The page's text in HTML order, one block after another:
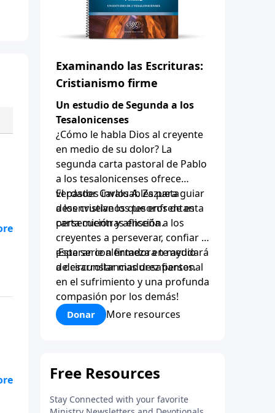
Examinando las Escrituras:
Cristianismo firme
Un estudio de Segunda a los
Tesalonicenses
¿Cómo le habla Dios al creyente
en medio de su dolor? La
segunda carta pastoral de Pablo
a los tesalonicenses ofrece
verdades invaluables para guiar
a los cristianos que enfrentan
persecución y aflicción.
El pastor Carlos A. Zazueta
desenvuelve los tesoros de esta
carta mientras enseña a los
creyentes a perseverar, confiar y
esperar con firmeza en medio
de circunstancias desafiantes.
¡Esta serie alentadora te ayudará
a desarrollar madurez personal
en el sufrimiento y una profunda
compasión por los demás!
Donar More resources